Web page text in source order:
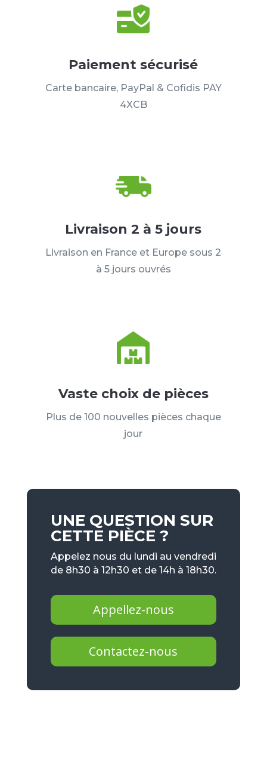
Paiement sécurisé
Carte bancaire, PayPal & Cofidis PAY
4XCB
Livraison 2 à 5 jours
Livraison en France et Europe sous 2
à 5 jours ouvrés
Vaste choix de pièces
Plus de 100 nouvelles pièces chaque
jour
UNE QUESTION SUR
CETTE PIÈCE ?
Appelez nous du lundi au vendredi
de 8h30 à 12h30 et de 14h à 18h30.
Appellez-nous
Contactez-nous